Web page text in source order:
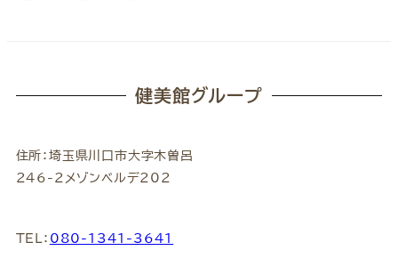
健美館グループ
住所：埼玉県川口市大字木曽呂
246-2メゾンベルデ202
TEL： 080-1341-3641